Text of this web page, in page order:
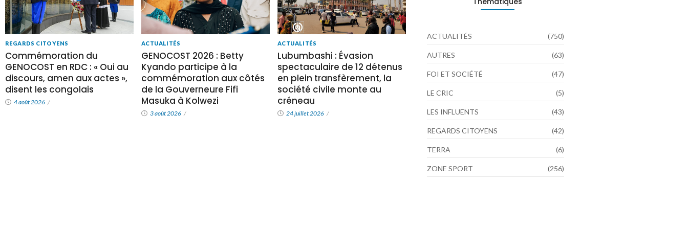
REGARDS CITOYENS
Commémoration du
GENOCOST en RDC : « Oui au
discours, amen aux actes »,
disent les congolais
4 août 2026 /
ACTUALITÉS
GENOCOST 2026 : Betty
Kyando participe à la
commémoration aux côtés
de la Gouverneure Fifi
Masuka à Kolwezi
3 août 2026 /
ACTUALITÉS
Lubumbashi : Évasion
spectaculaire de 12 détenus
en plein transfèrement, la
société civile monte au
créneau
24 juillet 2026 /
ACTUALITÉS (750)
AUTRES (63)
FOI ET SOCIÉTÉ (47)
LE CRIC (5)
LES INFLUENTS (43)
REGARDS CITOYENS (42)
TERRA (6)
ZONE SPORT (256)